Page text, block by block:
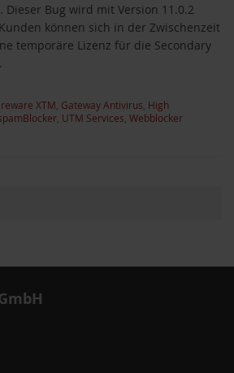
Bug wird mit Version 11.0.2
können sich in der Zwischenzeit
temporäre Lizenz für die Secondary
XTM Gateway Antivirus High
UTM Services Webblocker